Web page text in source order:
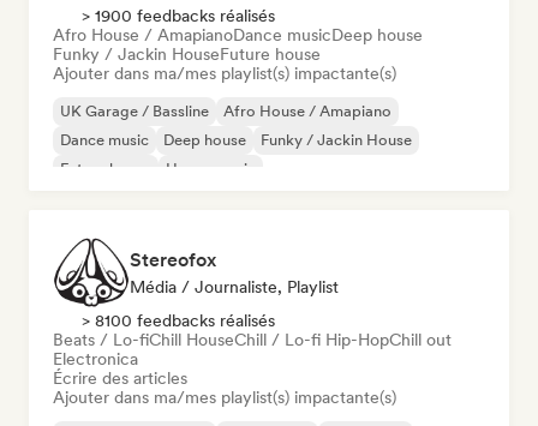
> 1900 feedbacks réalisés
Afro House / AmapianoDance musicDeep house
Funky / Jackin HouseFuture house
Ajouter dans ma/mes playlist(s) impactante(s)
UK Garage / Bassline
Afro House / Amapiano
Dance music
Deep house
Funky / Jackin House
Future house
House music
Stereofox
Média / Journaliste, Playlist
> 8100 feedbacks réalisés
Beats / Lo-fiChill HouseChill / Lo-fi Hip-HopChill out
Electronica
Écrire des articles
Ajouter dans ma/mes playlist(s) impactante(s)